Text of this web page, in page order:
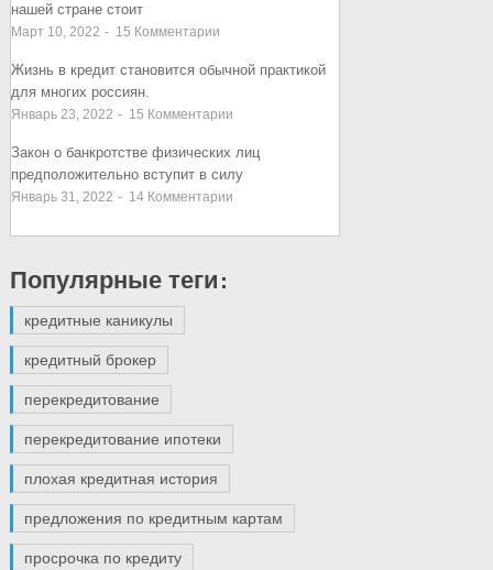
нашей стране стоит
Март 10, 2022 - 15 Комментарии
Жизнь в кредит становится обычной практикой
для многих россиян.
Январь 23, 2022 - 15 Комментарии
Закон о банкротстве физических лиц
предположительно вступит в силу
Январь 31, 2022 - 14Комментарии
Популярные теги:
кредитные каникулы
кредитный брокер
перекредитование
перекредитование ипотеки
плохая кредитная история
предложения по кредитным картам
просрочка по кредиту